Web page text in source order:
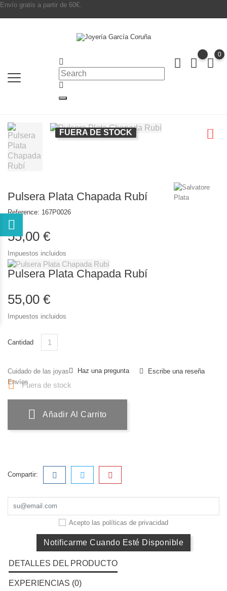
Envío gratis a partir de 60€.
0
FUERA DE STOCK
Pulsera Plata Chapada Rubí
Reference: 167P0026
55,00 €
Impuestos incluidos
Pulsera Plata Chapada Rubí
55,00 €
Impuestos incluidos
Cantidad
Cuidado de las joyas
Envíos
Haz una pregunta Escribe una reseña
 Fuera de stock
Añadir Al Carrito
Compartir:
Acepto las políticas de privacidad
Notificarme Cuando Esté Disponible
DETALLES DEL PRODUCTO
EXPERIENCIAS (0)